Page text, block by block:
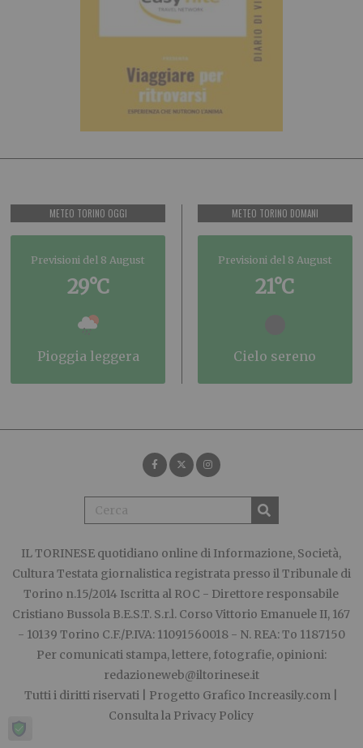
METEO TORINO OGGI
Previsioni del 8 August
29°C
pioggia leggera
METEO TORINO DOMANI
Previsioni del 8 August
21°C
cielo sereno
IL TORINESE quotidiano online di Informazione, Società,
Cultura Testata giornalistica registrata presso il Tribunale di
Torino n.15/2014 Iscritta al ROC - Direttore responsabile
Cristiano Bussola B.E.S.T. S.r.l. Corso Vittorio Emanuele II, 167
- 10139 Torino C.F./P.IVA: 11091560018 - N. REA: To 1187150
Per comunicati stampa, lettere, fotografie, opinioni:
redazioneweb@iltorinese.it
Tutti i diritti riservati | Progetto Grafico Increasily.com
Consulta la Privacy Policy